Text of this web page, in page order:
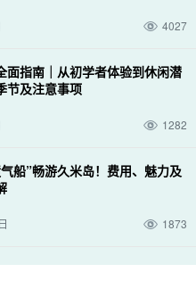
4027
面指南｜从初学者体验到休闲潜
节及注意事项
1282
船”畅游久米岛！费用、魅力及
1873